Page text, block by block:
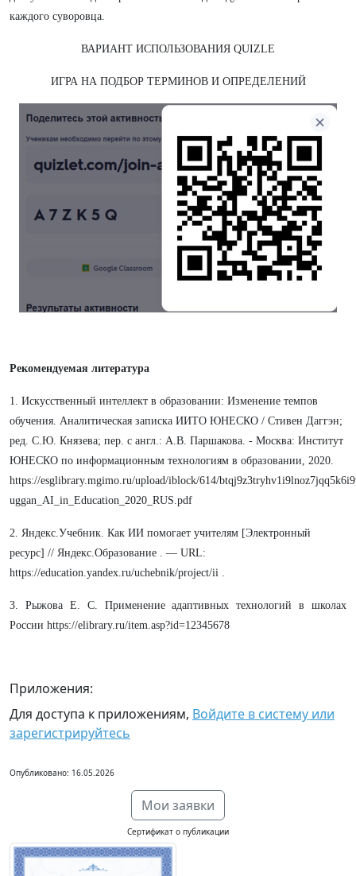
каждого суворовца.
ВАРИАНТ ИСПОЛЬЗОВАНИЯ QUIZLE
ИГРА НА ПОДБОР ТЕРМИНОВ И ОПРЕДЕЛЕНИЙ
Рекомендуемая литература
1. Искусственный интеллект в образовании: Изменение темпов
обучения. Аналитическая записка ИИТО ЮНЕСКО / Стивен Даггэн;
ред. С.Ю. Князева; пер. с англ.: А.В. Паршакова. - Москва: Институт
ЮНЕСКО по информационным технологиям в образовании, 2020.
https://esglibrary.mgimo.ru/upload/iblock/614/
uggan_AI_in_Education_2020_RUS.pdf
2. Яндекс.Учебник. Как ИИ помогает учителям [Электронный
ресурс] // Яндекс.Образование . — URL:
https://education.yandex.ru/uchebnik/project/ii .
3. Рыжова Е. С. Применение адаптивных технологий в школах
России https://elibrary.ru/item.asp?id=12345678
Приложения:
Для доступа к приложениям, Войдите в систему или
зарегистрируйтесь
Опубликовано: 16.05.2026
Мои заявки
Сертификат о публикации